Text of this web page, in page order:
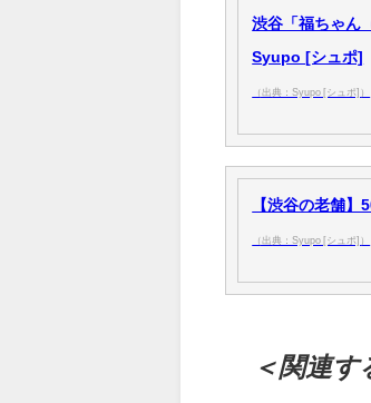
渋谷「福ちゃん
Syupo [シュポ]
（出典：Syupo [シュポ]）
【渋谷の老舗
（出典：Syupo [シュポ]）
＜関連す